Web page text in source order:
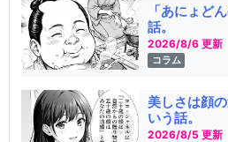
「あにょど
話。
2026/8/6 更新
コラム
美しさは顔
いう話。
2026/8/5 更新